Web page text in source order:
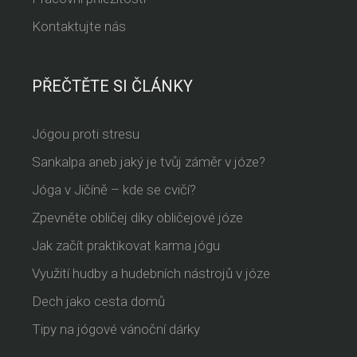
Kontaktujte nás
PŘEČTĚTE SI ČLÁNKY
Jógou proti stresu
Sankalpa aneb jaký je tvůj záměr v józe?
Jóga v Jičíně – kde se cvičí?
Zpevněte obličej díky obličejové józe
Jak začít praktikovat karma jógu
Využití hudby a hudebních nástrojů v józe
Dech jako cesta domů
Tipy na jógové vánoční dárky